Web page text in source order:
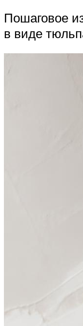
Пошаговое
в виде